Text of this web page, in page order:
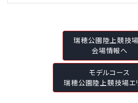
瑞穂公園陸上競技
会場情報へ
モデルコース
瑞穂公園陸上競技場エ